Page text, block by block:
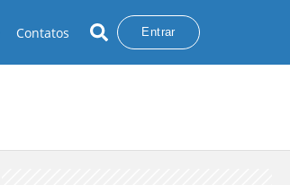
Contatos Entrar